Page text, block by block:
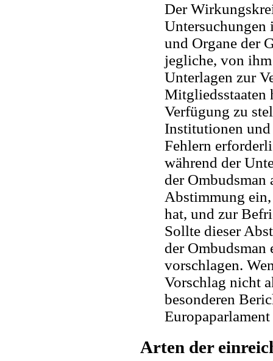
Der
Untersuchungen
und Organe der
jegliche, von
Unterlagen zur
Mitgliedsstaaten
Verfügung zu
Institutionen und
Fehlern
während der
der
Abstimmung
hat, und zur
Sollte dieser
der
vorschlagen.
Vorschlag nicht
besonderen
Arten der